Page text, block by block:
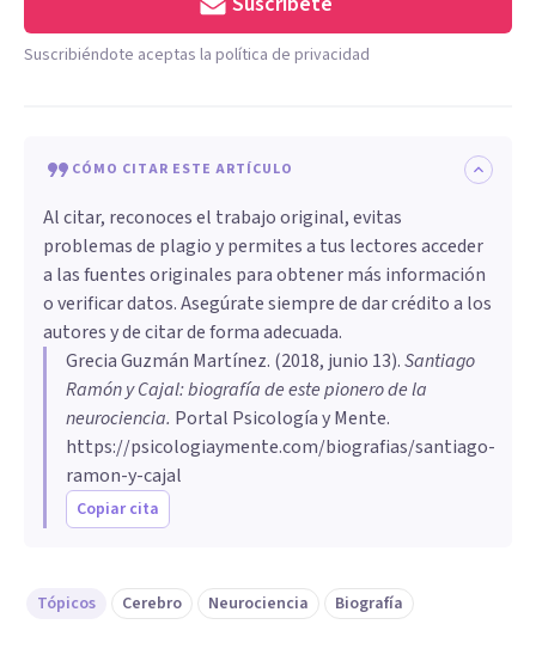
Suscribiéndote aceptas la política de privacidad
CÓMO CITAR ESTE ARTÍCULO
Al citar, reconoces el trabajo original, evitas
problemas de plagio y permites a tus lectores acceder
a las fuentes originales para obtener más información
o verificar datos. Asegúrate siempre de dar crédito a los
autores y de citar de forma adecuada.
Grecia Guzmán Martínez. (2018, junio 13).Santiago
Ramón y Cajal: biografía de este pionero de la
neurociencia. Portal Psicología y Mente.
https://psicologiaymente.com/biografias/santiago-
ramon-y-cajal
Copiar cita
Tópicos Cerebro Neurociencia Biografía